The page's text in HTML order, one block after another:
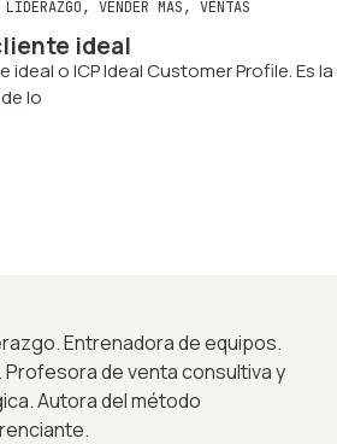
LIDERAZGO, VENDER MÁS, VENTAS
ideal
ideal o ICP Ideal Customer Profile.
lo
Entrenadora de equipos.
Profesora de venta consultiva y
Autora del método